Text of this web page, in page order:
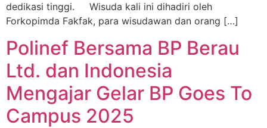
dedikasi tinggi. Wisuda kali ini dihadiri oleh
Forkopimda Fakfak, para wisudawan dan orang […]
Polinef Bersama BP Berau
Ltd. dan Indonesia
Mengajar Gelar BP Goes To
Campus 2025